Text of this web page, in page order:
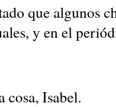
que algunos
y en el
cosa, Isabel.